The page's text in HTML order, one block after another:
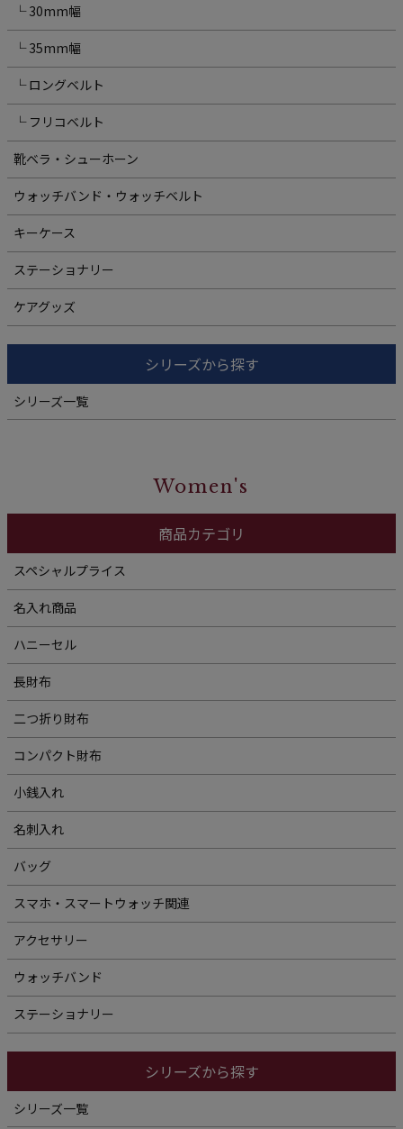
└ 30mm幅
└ 35mm幅
└ ロングベルト
└ フリコベルト
靴ベラ・シューホーン
ウォッチバンド・ウォッチベルト
キーケース
ステーショナリー
ケアグッズ
シリーズから探す
シリーズ一覧
Women's
商品カテゴリ
スペシャルプライス
名入れ商品
ハニーセル
長財布
二つ折り財布
コンパクト財布
小銭入れ
名刺入れ
バッグ
スマホ・スマートウォッチ関連
アクセサリー
ウォッチバンド
ステーショナリー
シリーズから探す
シリーズ一覧